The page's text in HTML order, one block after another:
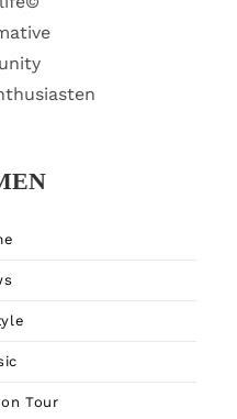
Tour